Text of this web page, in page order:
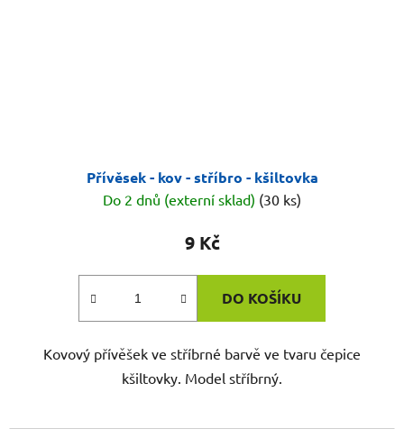
Přívěsek - kov - stříbro - kšiltovka
Do 2 dnů (externí sklad) (30 ks)
9 Kč
DO KOŠÍKU
Kovový přívěšek ve stříbrné barvě ve tvaru čepice
kšiltovky. Model stříbrný.